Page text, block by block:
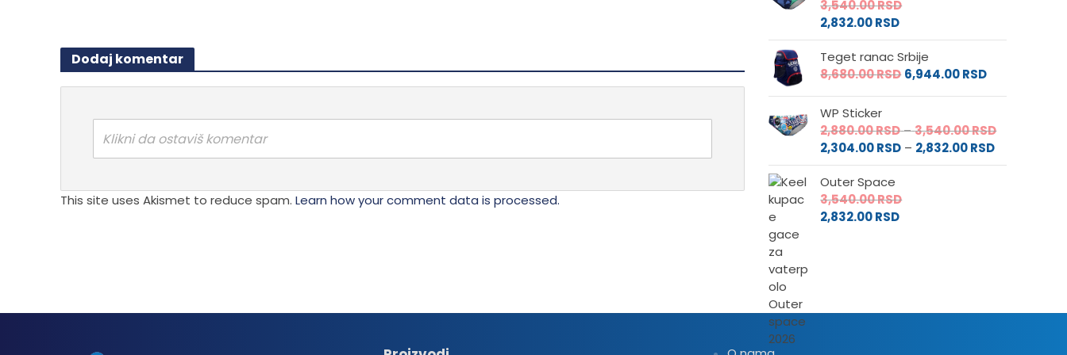
Dodaj komentar
Klikni da ostaviš komentar
This site uses Akismet to reduce spam. Learn how your comment data is processed.
3,540.00RSD
2,832.00RSD
Teget ranac Srbije
8,680.00RSD 6,944.00RSD
WP Sticker
2,880.00RSD–3,540.00RSDRaspon
od
2,304.00RSD – 2,832.00RSDRaspon
cena:
Outer Space
3,540.00RSD
2,832.00RSD